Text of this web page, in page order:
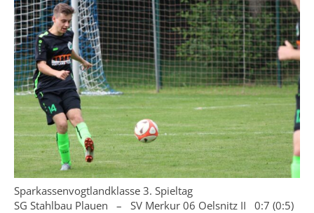
Sparkassenvogtlandklasse 3. Spieltag
SG Stahlbau Plauen – SV Merkur 06 Oelsnitz II 0:7 (0:5)